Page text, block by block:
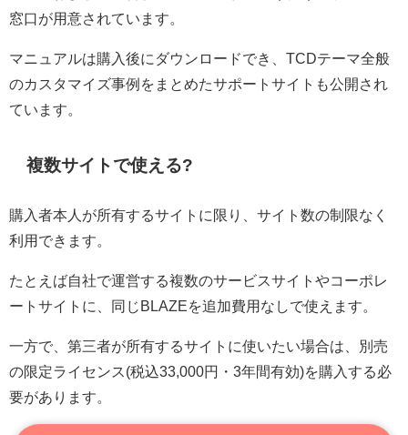
窓口が用意されています。
マニュアルは購入後にダウンロードでき、TCDテーマ全般
のカスタマイズ事例をまとめたサポートサイトも公開され
ています。
複数サイトで使える?
購入者本人が所有するサイトに限り、サイト数の制限なく
利用できます。
たとえば自社で運営する複数のサービスサイトやコーポレ
ートサイトに、同じBLAZEを追加費用なしで使えます。
一方で、第三者が所有するサイトに使いたい場合は、別売
の限定ライセンス(税込33,000円・3年間有効)を購入する必
要があります。